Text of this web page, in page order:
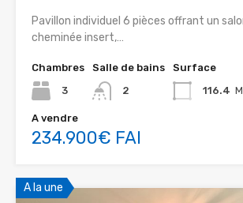
Pavillon individuel 6 pièces offrant un
cheminée insert,…
Chambres
3
Salle de bains
2
Surface
116.4
A vendre
234.900€ FAI
A la une